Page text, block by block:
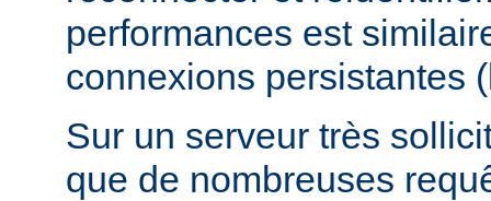
performances est
connexions persistantes
Sur un serveur très
que de nombreuses